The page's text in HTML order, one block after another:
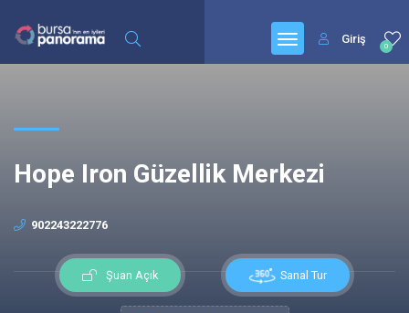
0
Giriş
Hope Iron Güzellik Merkezi
902243222776
Şuan Açık Sanal Tur